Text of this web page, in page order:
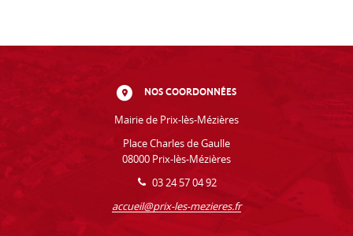
NOS COORDONNÉES
Mairie de Prix-lès-Mézières
Place Charles de Gaulle
08000 Prix-lès-Mézières
03 24 57 04 92
accueil@prix-les-mezieres.fr